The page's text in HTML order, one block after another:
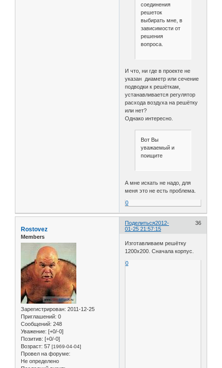
соединения
решеток
выбирать мне, в
зависимости от
решения
вопроса.
И что, ни где в проекте не
указан диаметр или сечение
подводки к решёткам,
устанавливается регулятор
расхода воздуха на решётку
или нет?
Однако интересно.
Вот Вы
уважаемый и
поищите
А мне искать не надо, для
меня это не есть проблема.
0
Поделиться 36
2012-
01-25 21:57:15
Rostovez
Members
Зарегистрирован: 2011-12-25
Приглашений: 0
Сообщений: 248
Уважение: [+0/-0]
Позитив: [+0/-0]
Возраст: 57 [1969-04-04]
Провел на форуме:
Не определено
Изготавливаем решётку
1200х200. Сначала корпус.
0